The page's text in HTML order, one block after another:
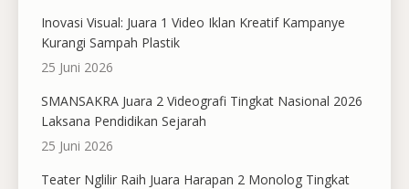
Inovasi Visual: Juara 1 Video Iklan Kreatif Kampanye
Kurangi Sampah Plastik
25 Juni 2026
SMANSAKRA Juara 2 Videografi Tingkat Nasional 2026
Laksana Pendidikan Sejarah
25 Juni 2026
Teater Nglilir Raih Juara Harapan 2 Monolog Tingkat